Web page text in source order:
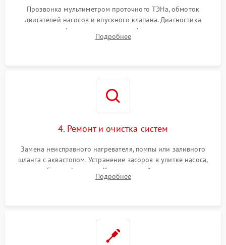
Прозвонка мультиметром проточного ТЭНа, обмоток
двигателей насосов и впускного клапана. Диагностика
прессостата (датчика уровня воды), датчика мутности,
концевика дверцы и электронного модуля управления.
Подробнее
4. Ремонт и очистка систем
Замена неисправного нагревателя, помпы или заливного
шланга с аквастопом. Устранение засоров в улитке насоса,
патрубках и фильтрах. Компонентный ремонт платы
управления, восстановление поврежденной проводки.
Подробнее